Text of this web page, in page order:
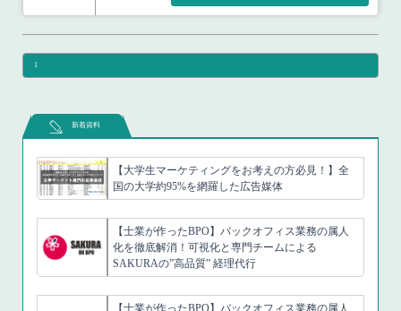
1
新着資料
【大学生マーケティングをお考えの方必見！】全
国の大学約95%を網羅した広告媒体
【士業が作ったBPO】バックオフィス業務の属人
化を徹底解消！可視化と専門チームによる
SAKURAの”高品質” 経理代行
【士業が作ったBPO】バックオフィス業務の属人